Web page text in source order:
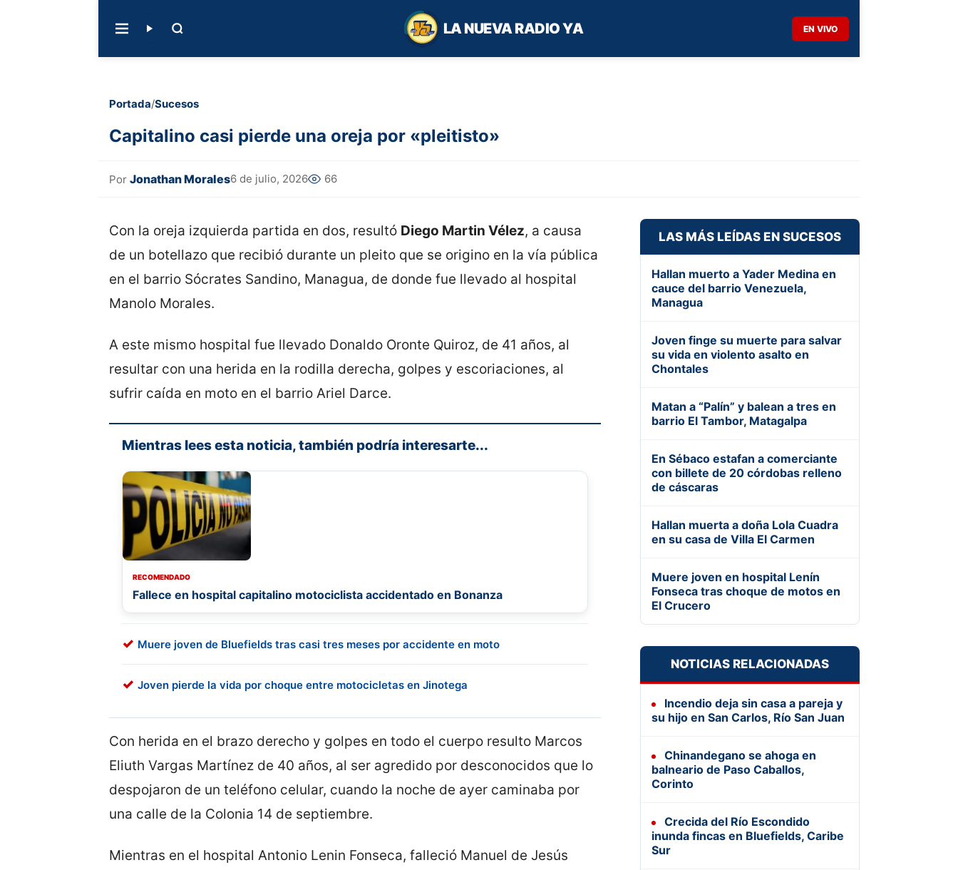
LA NUEVA RADIO YA EN VIVO
Portada/Sucesos
Capitalino casi pierde una oreja por «pleitisto»
Por Jonathan Morales6 de julio, 2026 66
Con la oreja izquierda partida en dos, resultó Diego Martin Vélez, a causa
de un botellazo que recibió durante un pleito que se origino en la vía pública
en el barrio Sócrates Sandino, Managua, de donde fue llevado al hospital
Manolo Morales.
A este mismo hospital fue llevado Donaldo Oronte Quiroz, de 41 años, al
resultar con una herida en la rodilla derecha, golpes y escoriaciones, al
sufrir caída en moto en el barrio Ariel Darce.
Mientras lees esta noticia, también podría interesarte...
RECOMENDADO
Fallece en hospital capitalino motociclista accidentado en Bonanza
Muere joven de Bluefields tras casi tres meses por accidente en moto
Joven pierde la vida por choque entre motocicletas en Jinotega
Con herida en el brazo derecho y golpes en todo el cuerpo resulto Marcos
Eliuth Vargas Martínez de 40 años, al ser agredido por desconocidos que lo
despojaron de un teléfono celular, cuando la noche de ayer caminaba por
una calle de la Colonia 14 de septiembre.
Mientras en el hospital Antonio Lenin Fonseca, falleció Manuel de Jesús
LAS MÁS LEÍDAS EN SUCESOS
Hallan muerto a Yader Medina en
cauce del barrio Venezuela,
Managua
Joven finge su muerte para salvar
su vida en violento asalto en
Chontales
Matan a “Palín” y balean a tres en
barrio El Tambor, Matagalpa
En Sébaco estafan a comerciante
con billete de 20 córdobas relleno
de cáscaras
Hallan muerta a doña Lola Cuadra
en su casa de Villa El Carmen
Muere joven en hospital Lenín
Fonseca tras choque de motos en
El Crucero
NOTICIAS RELACIONADAS
Incendio deja sin casa a pareja y
su hijo en San Carlos, Río San Juan
Chinandegano se ahoga en
balneario de Paso Caballos,
Corinto
Crecida del Río Escondido
inunda fincas en Bluefields, Caribe
Sur